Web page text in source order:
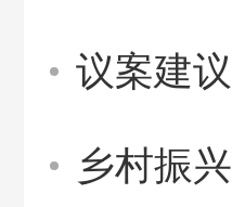
议案建议
乡村振兴